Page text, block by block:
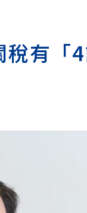
有「